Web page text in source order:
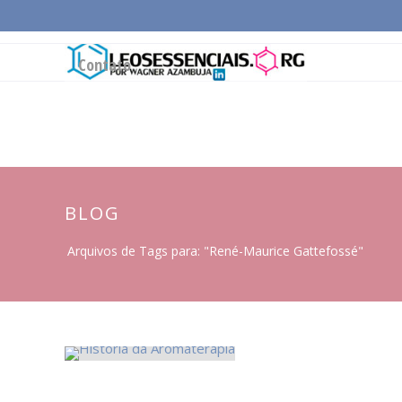
Contato
BLOG
Arquivos de Tags para: "René-Maurice Gattefossé"